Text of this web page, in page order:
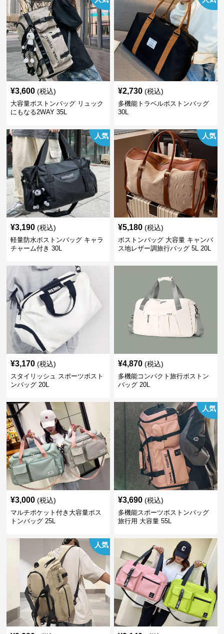
¥3,600 (税込)
大容量ボストンバッグ リュック
にもなる2WAY 35L
¥2,730 (税込)
多機能トラベルボストンバッグ
30L
人気
¥3,190 (税込)
軽量防水ボストンバッグ キャラ
チャーム付き 30L
人気
¥5,180 (税込)
ボストンバッグ 大容量 キャンバ
ス地レザー調旅行バッグ 5L 20L
¥3,170 (税込)
スタイリッシュ スポーツボスト
ンバッグ 20L
¥4,870 (税込)
多機能コンパクト旅行ボストン
バッグ 20L
¥3,000 (税込)
マルチポケット付き大容量ボス
トンバッグ 25L
人気
¥3,690 (税込)
多機能スポーツボストンバッグ
旅行用 大容量 55L
人気